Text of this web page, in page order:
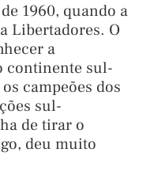
1960, quando a
Libertadores. O
a
continente sul-
campeões dos
sul-
de tirar o
deu muito